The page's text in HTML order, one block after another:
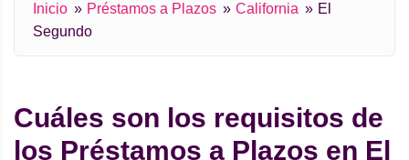
Inicio Préstamos a Plazos California
El
Segundo
Cuáles son los requisitos de
los Préstamos a Plazos en El